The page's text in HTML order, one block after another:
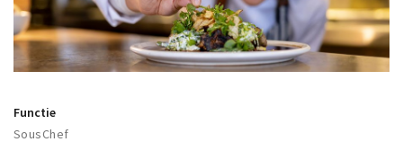
Winkelgebieden
Parkeren
Musea, theaters & podia
Functie
SousChef